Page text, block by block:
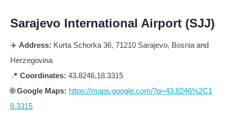
Sarajevo International Airport (SJJ)
✈️ Address: Kurta Schorka 36, 71210 Sarajevo, Bosnia and
Herzegovina
📍 Coordinates: 43.8246,18.3315
🌐Google Maps: https://maps.google.com/?q=43.8246%2C1
8.3315